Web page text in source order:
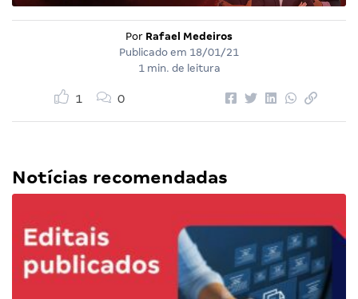
Por Rafael Medeiros
Publicado em 18/01/21
1 min. de leitura
1 0
Notícias recomendadas